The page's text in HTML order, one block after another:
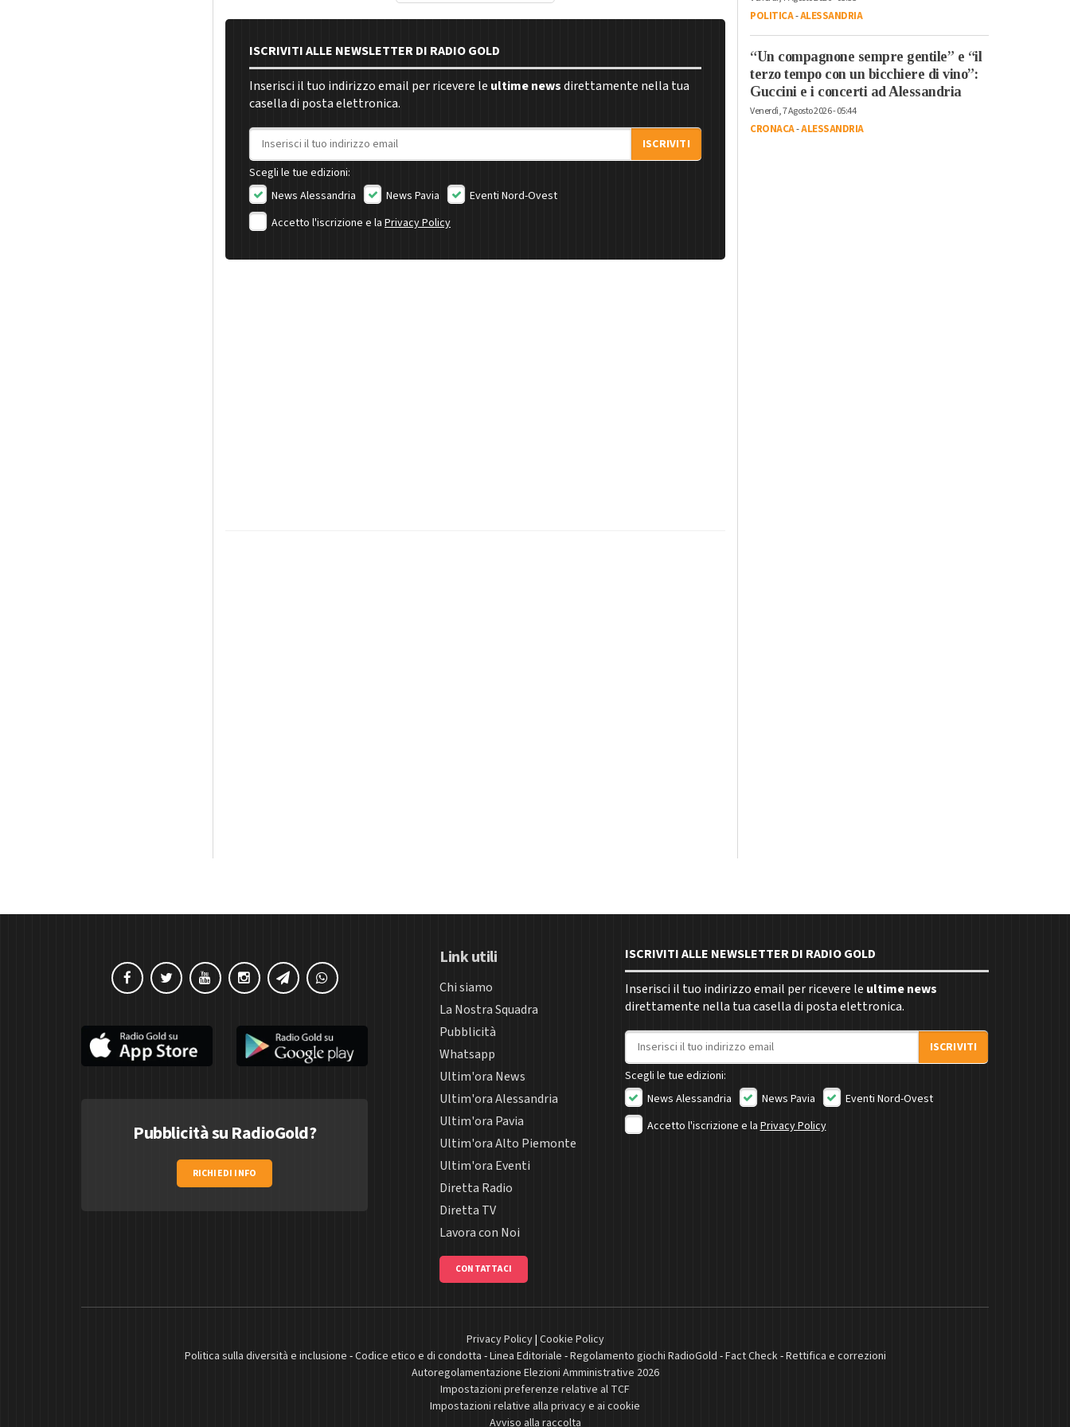
ISCRIVITI ALLE NEWSLETTER DI RADIO GOLD
Inserisci il tuo indirizzo email per ricevere le ultime newsdirettamente nella tua
casella di posta elettronica.
Indirizzo email
ISCRIVITI
Scegli le tue edizioni:
News Alessandria
News Pavia
Eventi Nord-Ovest
Accetto l'iscrizione e la Privacy Policy
POLITICA-ALESSANDRIA
“Un compagnone sempre gentile” e “il
terzo tempo con un bicchiere di vino”:
Guccini e i concerti ad Alessandria
Venerdì, 7 Agosto 2026 - 05:44
CRONACA-ALESSANDRIA
Pubblicità su RadioGold?
RICHIEDI INFO
Link utili
Chi siamo
La Nostra Squadra
Pubblicità
Whatsapp
Ultim'ora News
Ultim'ora Alessandria
Ultim'ora Pavia
Ultim'ora Alto Piemonte
Ultim'ora Eventi
Diretta Radio
Diretta TV
Lavora con Noi
CONTATTACI
ISCRIVITI ALLE NEWSLETTER DI RADIO GOLD
Inserisci il tuo indirizzo email per ricevere le ultime news
direttamente nella tua casella di posta elettronica.
Indirizzo email
ISCRIVITI
Scegli le tue edizioni:
News Alessandria
News Pavia
Eventi Nord-Ovest
Accetto l'iscrizione e la Privacy Policy
Privacy Policy| Cookie Policy
Politica sulla diversità e inclusione -Codice etico e di condotta -Linea Editoriale -Regolamento giochi RadioGold -Fact Check-Rettifica e correzioni
Autoregolamentazione Elezioni Amministrative 2026
Impostazioni preferenze relative al TCF
Impostazioni relative alla privacy e ai cookie
Avviso alla raccolta